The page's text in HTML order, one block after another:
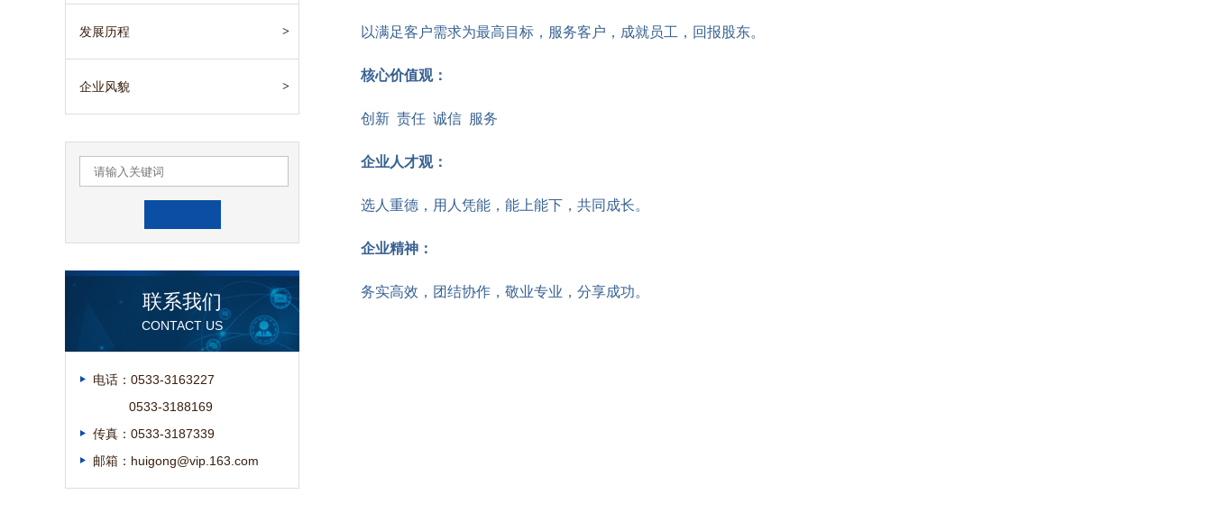
发展历程 >
企业风貌 >
联系我们
CONTACT US
电话：0533-3163227
0533-3188169
传真：0533-3187339
邮箱：huigong@vip.163.com
以满足客户需求为最高目标，服务客户，成就员工，回报股东。
核心价值观：
创新 责任 诚信 服务
企业人才观：
选人重德，用人凭能，能上能下，共同成长。
企业精神：
务实高效，团结协作，敬业专业，分享成功。